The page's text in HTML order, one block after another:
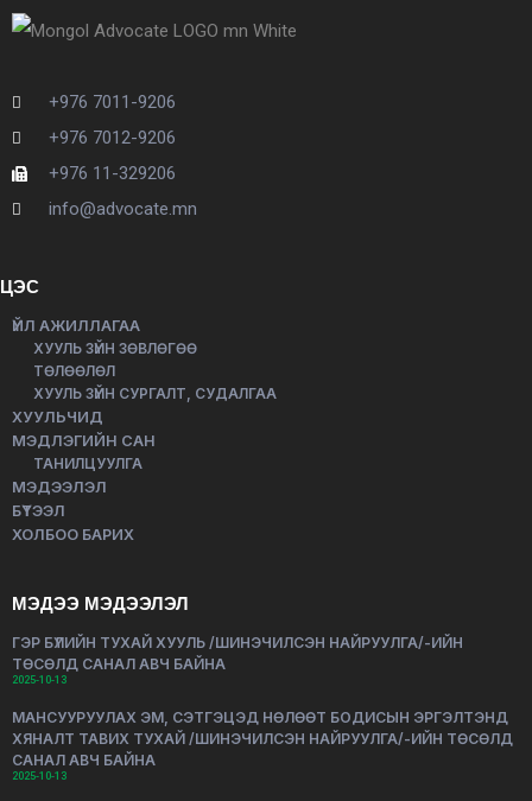
+976 7011-9206
+976 7012-9206
+976 11-329206
info@advocate.mn
ЦЭС
ҮЙЛ АЖИЛЛАГАА
ХУУЛЬ ЗҮЙН ЗӨВЛӨГӨӨ
ТӨЛӨӨЛӨЛ
ХУУЛЬ ЗҮЙН СУРГАЛТ, СУДАЛГАА
ХУУЛЬЧИД
МЭДЛЭГИЙН САН
ТАНИЛЦУУЛГА
МЭДЭЭЛЭЛ
БҮТЭЭЛ
ХОЛБОО БАРИХ
МЭДЭЭ МЭДЭЭЛЭЛ
ГЭР БҮЛИЙН ТУХАЙ ХУУЛЬ /ШИНЭЧИЛСЭН НАЙРУУЛГА/-ИЙН
ТӨСӨЛД САНАЛ АВЧ БАЙНА
2025-10-13
МАНСУУРУУЛАХ ЭМ, СЭТГЭЦЭД НӨЛӨӨТ БОДИСЫН ЭРГЭЛТЭНД
ХЯНАЛТ ТАВИХ ТУХАЙ /ШИНЭЧИЛСЭН НАЙРУУЛГА/-ИЙН ТӨСӨЛД
САНАЛ АВЧ БАЙНА
2025-10-13